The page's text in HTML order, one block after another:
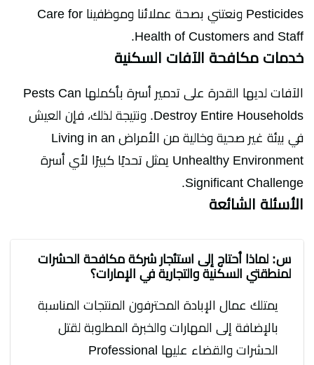
Pesticides ونعتني بصحة عملائنا وموظفينا Care for
Health of Customers and Staff.
خدمات مكافحة الآفات السكنية
الآفات لديها القدرة على تدمير أسرة بأكملها Pests Can
Destroy Entire Households. ونتيجة لذلك، فإن العيش
في بيئة غير صحية وخالية من الأمراض Living in an
Unhealthy Environment يمثل تحديًا كبيرًا لأي أسرة
Significant Challenge.
الأسئلة الشائعة
س: لماذا أحتاج إلى استئجار شركة مكافحة الحشرات
لمنطقتي السكنية والتجارية في الإمارات؟
يمتلك عمال الإبادة المحترفون المنتجات المناسبة
بالإضافة إلى المهارات والخبرة المطلوبة لقتل
الحشرات والقضاء عليها Professional